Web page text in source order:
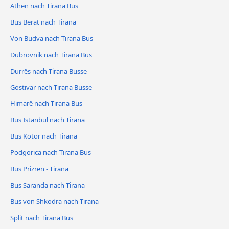
Athen nach Tirana Bus
Bus Berat nach Tirana
Von Budva nach Tirana Bus
Dubrovnik nach Tirana Bus
Durrës nach Tirana Busse
Gostivar nach Tirana Busse
Himarë nach Tirana Bus
Bus Istanbul nach Tirana
Bus Kotor nach Tirana
Podgorica nach Tirana Bus
Bus Prizren - Tirana
Bus Saranda nach Tirana
Bus von Shkodra nach Tirana
Split nach Tirana Bus